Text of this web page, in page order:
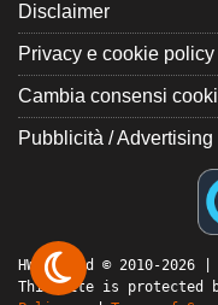
Disclaimer
Privacy e cookie policy
Cambia consensi
Pubblicità / Advertising
HW Legend © 2010-2026
This site is protected by